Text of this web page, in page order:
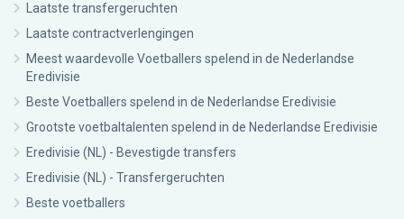
Laatste transfergeruchten
Laatste contractverlengingen
Meest waardevolle Voetballers spelend in de Nederlandse
Eredivisie
Beste Voetballers spelend in de Nederlandse Eredivisie
Grootste voetbaltalenten spelend in de Nederlandse Eredivisie
Eredivisie (NL) - Bevestigde transfers
Eredivisie (NL) - Transfergeruchten
Beste voetballers